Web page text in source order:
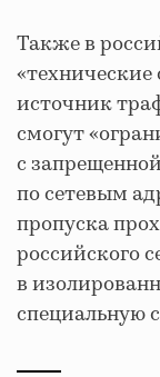
Также в
источник
смогут
с
по сетевым
пропуска
российского
в
специальную